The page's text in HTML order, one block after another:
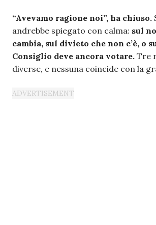
“Avevamo ragione noi”, ha chiuso.
andrebbe spiegato con calma: sul
cambia, sul divieto che non c’è, o
Consiglio deve ancora votare. Tre
diverse, e nessuna coincide con la